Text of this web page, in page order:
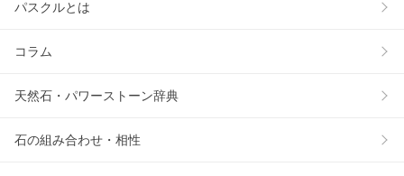
パスクルとは
コラム
天然石・パワーストーン辞典
石の組み合わせ・相性